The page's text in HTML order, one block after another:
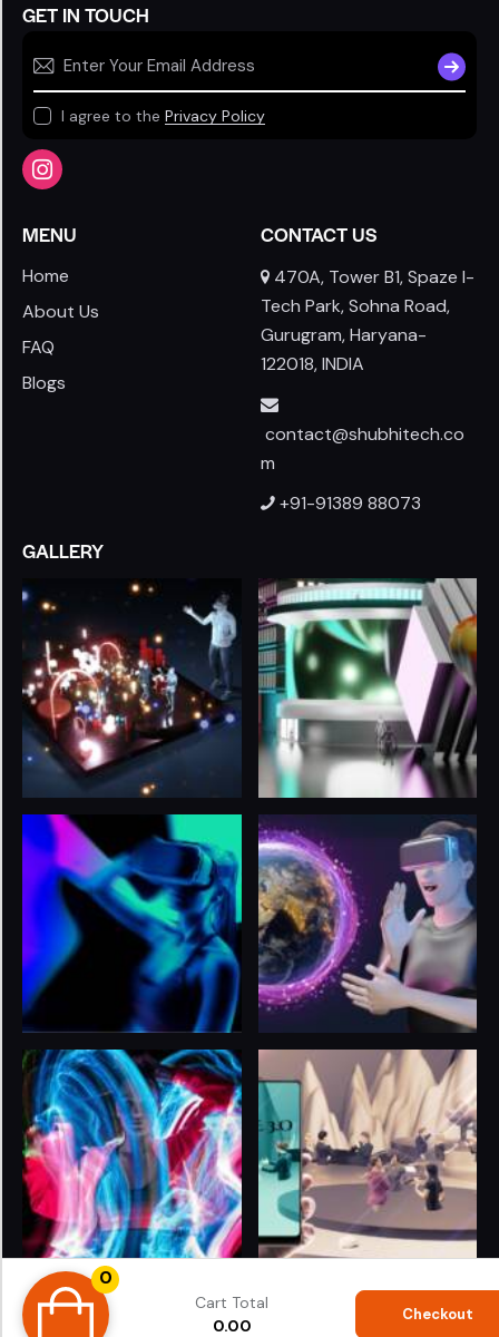
0
Cart Total
0.00
Checkout
GET IN TOUCH
I agree to the Privacy Policy
MENU
Home
About Us
FAQ
Blogs
CONTACT US
470A, Tower B1, Spaze I-
Tech Park, Sohna Road,
Gurugram, Haryana-
122018, INDIA
contact@shubhitech.co
m
+91-91389 88073
GALLERY
© 2024 LIFE 3.O
. All rights reserved. Proudly Powered
byShubhiTech